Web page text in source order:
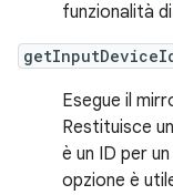
funzionalità
Esegue il
Restituisce
è un ID per
opzione è